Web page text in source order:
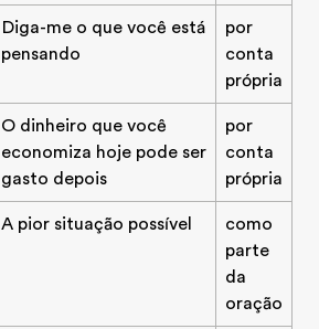
Diga-me o que você está
pensando
por
conta
própria
O dinheiro que você
economiza hoje pode ser
gasto depois
por
conta
própria
A pior situação possível
como
parte
da
oração